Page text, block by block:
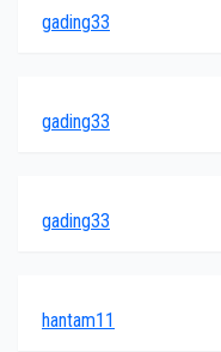
gading33
gading33
gading33
hantam11